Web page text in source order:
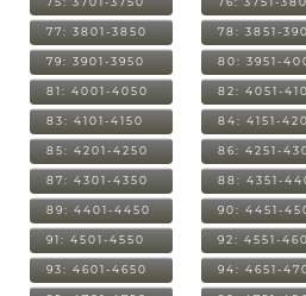
77: 3801-3850 78: 3851-
79: 3901-3950 80: 3951-
81: 4001-4050 82: 4051-
83: 4101-4150 84: 4151-
85: 4201-4250 86: 4251-
87: 4301-4350 88: 4351-
89: 4401-4450 90: 4451-
91: 4501-4550 92: 4551-
93: 4601-4650 94: 4651-